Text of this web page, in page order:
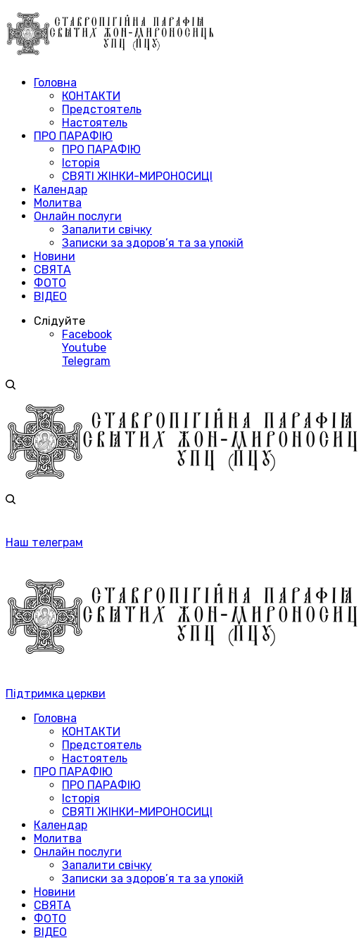
Головна
КОНТАКТИ
Предстоятель
Настоятель
ПРО ПАРАФІЮ
ПРО ПАРАФІЮ
Історія
СВЯТІ ЖІНКИ-МИРОНОСИЦІ
Календар
Молитва
Онлайн послуги
Запалити свічку
Записки за здоров’я та за упокій
Новини
СВЯТА
ФОТО
ВІДЕО
Слідуйте
Facebook
Youtube
Telegram
Наш телеграм
Підтримка церкви
Головна
КОНТАКТИ
Предстоятель
Настоятель
ПРО ПАРАФІЮ
ПРО ПАРАФІЮ
Історія
СВЯТІ ЖІНКИ-МИРОНОСИЦІ
Календар
Молитва
Онлайн послуги
Запалити свічку
Записки за здоров’я та за упокій
Новини
СВЯТА
ФОТО
ВІДЕО